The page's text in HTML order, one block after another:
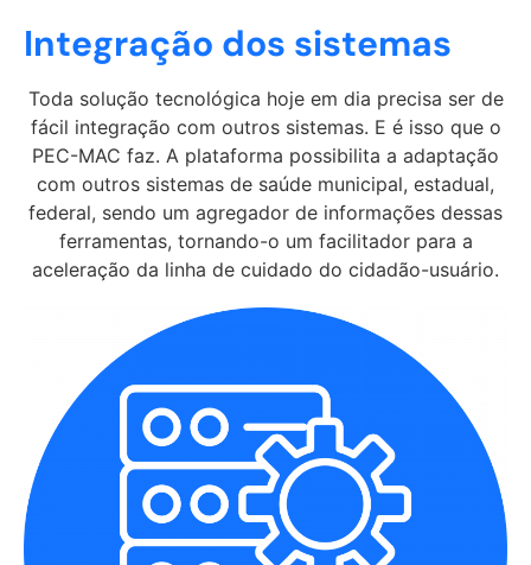
Integração dos sistemas
Toda solução tecnológica hoje em dia precisa ser de
fácil integração com outros sistemas. E é isso que o
PEC-MAC faz. A plataforma possibilita a adaptação
com outros sistemas de saúde municipal, estadual,
federal, sendo um agregador de informações dessas
ferramentas, tornando-o um facilitador para a
aceleração da linha de cuidado do cidadão-usuário.